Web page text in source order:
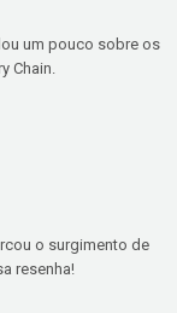
um pouco sobre os
Chain.
o surgimento de
resenha!